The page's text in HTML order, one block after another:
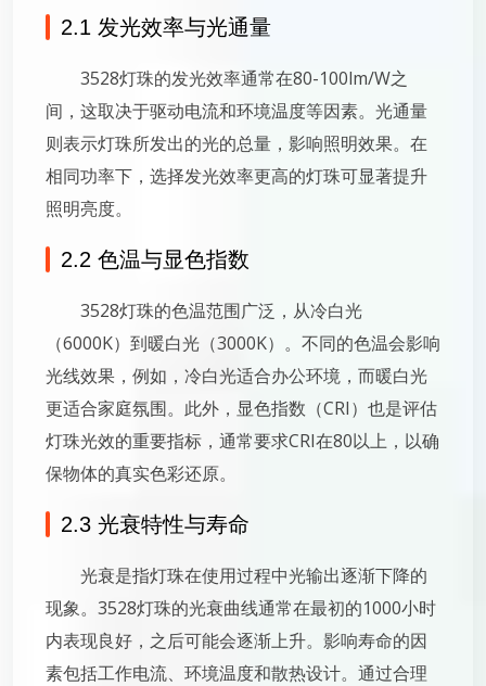
2.1 发光效率与光通量
3528灯珠的发光效率通常在80-100lm/W之
间，这取决于驱动电流和环境温度等因素。光通量
则表示灯珠所发出的光的总量，影响照明效果。在
相同功率下，选择发光效率更高的灯珠可显著提升
照明亮度。
2.2 色温与显色指数
3528灯珠的色温范围广泛，从冷白光
（6000K）到暖白光（3000K）。不同的色温会影响
光线效果，例如，冷白光适合办公环境，而暖白光
更适合家庭氛围。此外，显色指数（CRI）也是评估
灯珠光效的重要指标，通常要求CRI在80以上，以确
保物体的真实色彩还原。
2.3 光衰特性与寿命
光衰是指灯珠在使用过程中光输出逐渐下降的
现象。3528灯珠的光衰曲线通常在最初的1000小时
内表现良好，之后可能会逐渐上升。影响寿命的因
素包括工作电流、环境温度和散热设计。通过合理